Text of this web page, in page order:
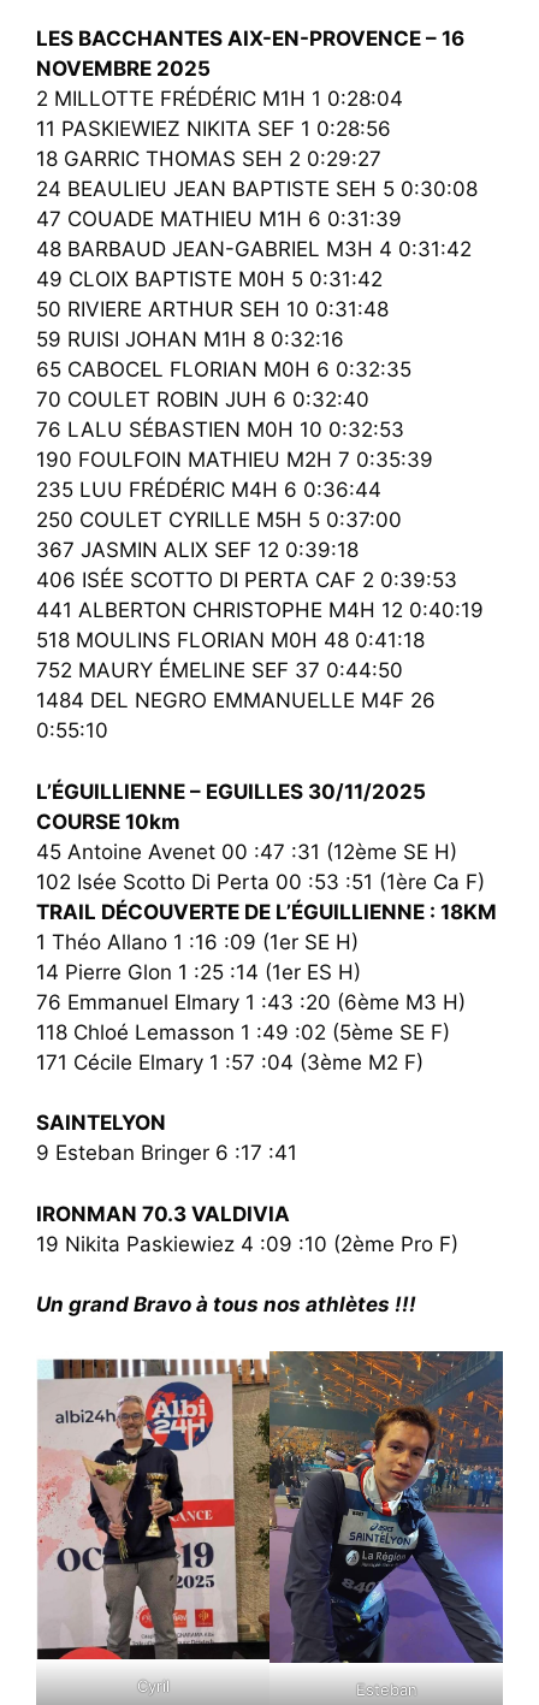
LES BACCHANTES AIX-EN-PROVENCE – 16
NOVEMBRE 2025
2 MILLOTTE FRÉDÉRIC M1H 1 0:28:04
11 PASKIEWIEZ NIKITA SEF 1 0:28:56
18 GARRIC THOMAS SEH 2 0:29:27
24 BEAULIEU JEAN BAPTISTE SEH 5 0:30:08
47 COUADE MATHIEU M1H 6 0:31:39
48 BARBAUD JEAN-GABRIEL M3H 4 0:31:42
49 CLOIX BAPTISTE M0H 5 0:31:42
50 RIVIERE ARTHUR SEH 10 0:31:48
59 RUISI JOHAN M1H 8 0:32:16
65 CABOCEL FLORIAN M0H 6 0:32:35
70 COULET ROBIN JUH 6 0:32:40
76 LALU SÉBASTIEN M0H 10 0:32:53
190 FOULFOIN MATHIEU M2H 7 0:35:39
235 LUU FRÉDÉRIC M4H 6 0:36:44
250 COULET CYRILLE M5H 5 0:37:00
367 JASMIN ALIX SEF 12 0:39:18
406 ISÉE SCOTTO DI PERTA CAF 2 0:39:53
441 ALBERTON CHRISTOPHE M4H 12 0:40:19
518 MOULINS FLORIAN M0H 48 0:41:18
752 MAURY ÉMELINE SEF 37 0:44:50
1484 DEL NEGRO EMMANUELLE M4F 26
0:55:10
L’ÉGUILLIENNE – EGUILLES 30/11/2025
COURSE 10km
45 Antoine Avenet 00 :47 :31 (12ème SE H)
102 Isée Scotto Di Perta 00 :53 :51 (1ère Ca F)
TRAIL DÉCOUVERTE DE L’ÉGUILLIENNE : 18KM
1 Théo Allano 1 :16 :09 (1er SE H)
14 Pierre Glon 1 :25 :14 (1er ES H)
76 Emmanuel Elmary 1 :43 :20 (6ème M3 H)
118 Chloé Lemasson 1 :49 :02 (5ème SE F)
171 Cécile Elmary 1 :57 :04 (3ème M2 F)
SAINTELYON
9 Esteban Bringer 6 :17 :41
IRONMAN 70.3 VALDIVIA
19 Nikita Paskiewiez 4 :09 :10 (2ème Pro F)
Un grand Bravo à tous nos athlètes !!!
Cyril Esteban